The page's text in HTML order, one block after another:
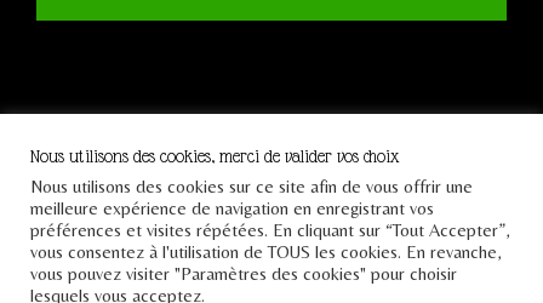
Tous droits réservés Le
Pont 2021
Nous utilisons des cookies, merci de valider vos choix
Nous utilisons des cookies sur ce site afin de vous offrir une
meilleure expérience de navigation en enregistrant vos
préférences et visites répétées. En cliquant sur “Tout Accepter”,
vous consentez à l'utilisation de TOUS les cookies. En revanche,
vous pouvez visiter "Paramètres des cookies" pour choisir
lesquels vous acceptez.